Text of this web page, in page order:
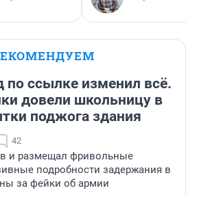
по ссылке изменил всё.
довели школьницу в
поджога здания
42
и размещал фривольные
подробности задержания в
за фейки об армии